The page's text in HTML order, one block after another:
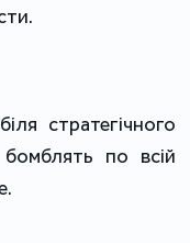
стратегічного
бомблять по всій